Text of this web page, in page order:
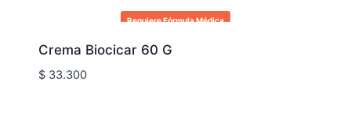
Requiere Fórmula Médica
Crema Biocicar 60 G
$33.300